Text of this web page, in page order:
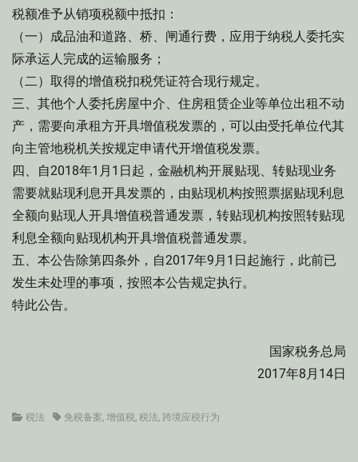
税额准予从销项税额中抵扣：
（一）成品油和道路、桥、闸通行费，应用于纳税人委托实
际承运人完成的运输服务；
（二）取得的增值税扣税凭证符合现行规定。
三、其他个人委托房屋中介、住房租赁企业等单位出租不动
产，需要向承租方开具增值税发票的，可以由受托单位代其
向主管地税机关按规定申请代开增值税发票。
四、自2018年1月1日起，金融机构开展贴现、转贴现业务
需要就贴现利息开具发票的，由贴现机构按照票据贴现利息
全额向贴现人开具增值税普通发票，转贴现机构按照转贴现
利息全额向贴现机构开具增值税普通发票。
五、本公告除第四条外，自2017年9月1日起施行，此前已
发生未处理的事项，按照本公告规定执行。
特此公告。
国家税务总局
2017年8月14日
Categories
税法 Tags免税备案, 增值税, 税法, 跨境应税行为